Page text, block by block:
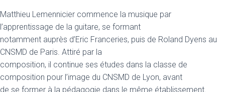
Matthieu Lemennicier commence la musique par
l’apprentissage de la guitare, se formant
notamment auprès d’Eric Franceries, puis de Roland Dyens au
CNSMD de Paris. Attiré par la
composition, il continue ses études dans la classe de
composition pour l’image du CNSMD de Lyon, avant
de se former à la pédagogie dans le même établissement.